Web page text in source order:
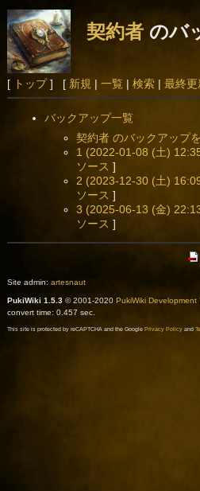
契約者のバ
[ トップ] [ 新規 | 一覧 | 検索| 最終更
バックアップ一覧
契約者 のバックアップ
1 (2022-01-08 (土)
ソース ]
2 (2023-12-30 (土)
ソース ]
3 (2025-06-13 (金)
ソース ]
Site admin: artesnaut
PukiWiki 1.5.3© 2001-2020 PukiWiki Development
convert time: 0.457 sec.
This site is protected by reCAPTCHA and the Google Privacy Policyand